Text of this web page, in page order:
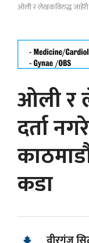
ओली र लेखकविरुद्ध जाहेरी
ओली र
दर्ता
कडा